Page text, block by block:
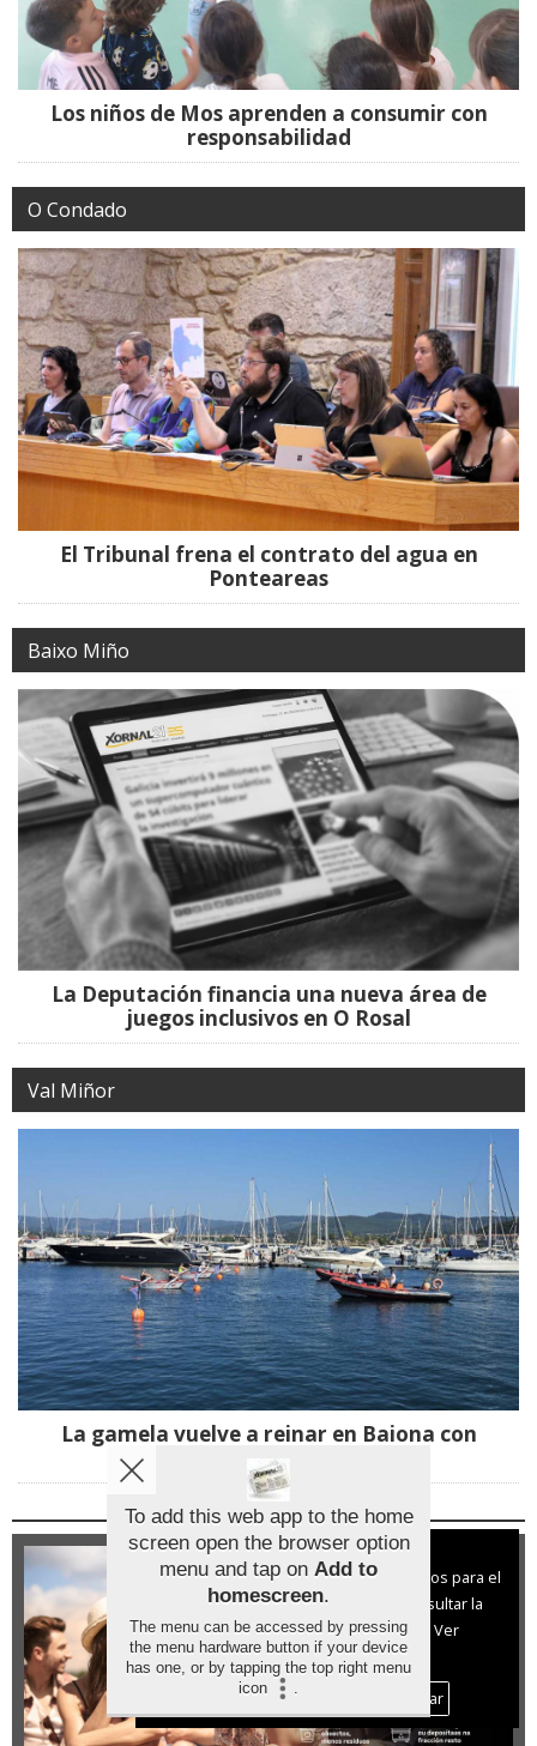
Los niños de Mos aprenden a consumir con
responsabilidad
O Condado
El Tribunal frena el contrato del agua en
Ponteareas
Baixo Miño
La Deputación financia una nueva área de
juegos inclusivos en O Rosal
Val Miñor
La gamela vuelve a reinar en Baiona con
ganadores de A Guarda y Tui
Aviso sobre el Uso de cookies:
Utilizamos cookies nuestras y de terceros para el
funcionamiento del digital. Puedes consultar la
lista de cookies y como desconectarlas.
Ver
nuestra Política de Privacidad y Cookies
Aceptar Cookies
Personalizar
To add this web app to the home
screen open the browser option
menu and tap on Add to
homescreen.
The menu can be accessed by pressing
the menu hardware button if your device
has one, or by tapping the top right menu
icon
.